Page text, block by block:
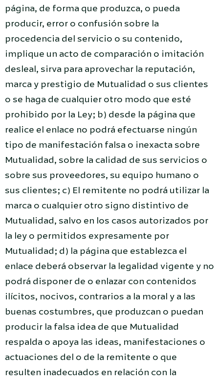
página, de forma que produzca, o pueda
producir, error o confusión sobre la
procedencia del servicio o su contenido,
implique un acto de comparación o imitación
desleal, sirva para aprovechar la reputación,
marca y prestigio de Mutualidad o sus clientes
o se haga de cualquier otro modo que esté
prohibido por la Ley; b) desde la página que
realice el enlace no podrá efectuarse ningún
tipo de manifestación falsa o inexacta sobre
Mutualidad, sobre la calidad de sus servicios o
sobre sus proveedores, su equipo humano o
sus clientes; c) El remitente no podrá utilizar la
marca o cualquier otro signo distintivo de
Mutualidad, salvo en los casos autorizados por
la ley o permitidos expresamente por
Mutualidad; d) la página que establezca el
enlace deberá observar la legalidad vigente y no
podrá disponer de o enlazar con contenidos
ilícitos, nocivos, contrarios a la moral y a las
buenas costumbres, que produzcan o puedan
producir la falsa idea de que Mutualidad
respalda o apoya las ideas, manifestaciones o
actuaciones del o de la remitente o que
resulten inadecuados en relación con la